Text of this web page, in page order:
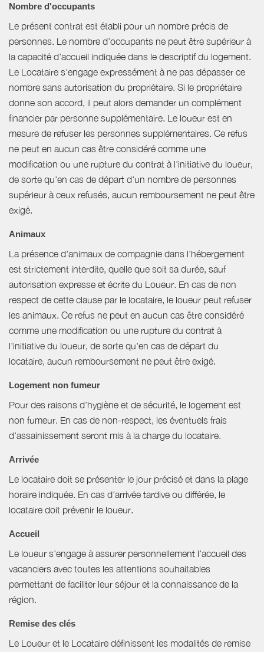
Nombre d'occupants
Le présent contrat est établi pour un nombre précis de
personnes. Le nombre d’occupants ne peut être supérieur à
la capacité d’accueil indiquée dans le descriptif du logement.
Le Locataire s'engage expressément à ne pas dépasser ce
nombre sans autorisation du propriétaire. Si le propriétaire
donne son accord, il peut alors demander un complément
financier par personne supplémentaire. Le loueur est en
mesure de refuser les personnes supplémentaires. Ce refus
ne peut en aucun cas être considéré comme une
modification ou une rupture du contrat à l'initiative du loueur,
de sorte qu'en cas de départ d'un nombre de personnes
supérieur à ceux refusés, aucun remboursement ne peut être
exigé.
Animaux
La présence d'animaux de compagnie dans l’hébergement
est strictement interdite, quelle que soit sa durée, sauf
autorisation expresse et écrite du Loueur. En cas de non
respect de cette clause par le locataire, le loueur peut refuser
les animaux. Ce refus ne peut en aucun cas être considéré
comme une modification ou une rupture du contrat à
l'initiative du loueur, de sorte qu'en cas de départ du
locataire, aucun remboursement ne peut être exigé.
Logement non fumeur
Pour des raisons d’hygiène et de sécurité, le logement est
non fumeur. En cas de non-respect, les éventuels frais
d’assainissement seront mis à la charge du locataire.
Arrivée
Le locataire doit se présenter le jour précisé et dans la plage
horaire indiquée. En cas d'arrivée tardive ou différée, le
locataire doit prévenir le loueur.
Accueil
Le loueur s'engage à assurer personnellement l'accueil des
vacanciers avec toutes les attentions souhaitables
permettant de faciliter leur séjour et la connaissance de la
région.
Remise des clés
Le Loueur et le Locataire définissent les modalités de remise